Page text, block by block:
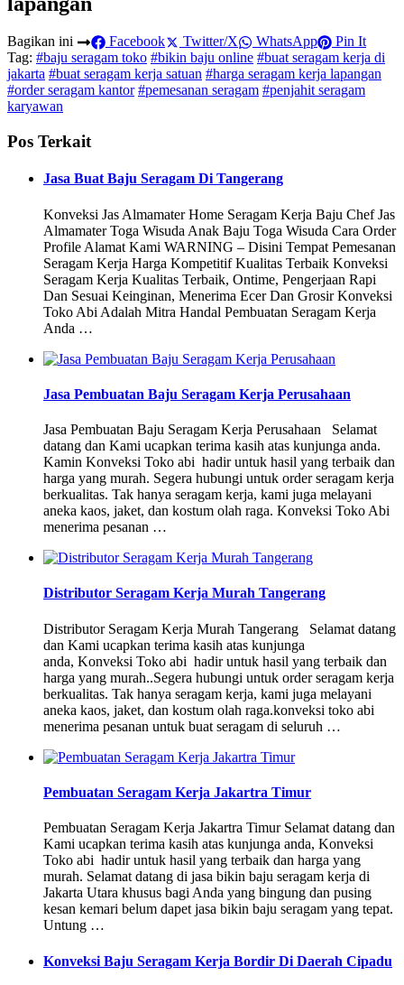
Bagikan ini Facebook Twitter/X WhatsApp
Pin It
Tag: #baju seragam toko #bikin baju online #buat seragam kerja di
jakarta #buat seragam kerja satuan #harga seragam kerja lapangan
#order seragam kantor #pemesanan seragam #penjahit seragam
karyawan
Pos Terkait
Jasa Buat Baju Seragam Di Tangerang
Konveksi Jas Almamater Home Seragam Kerja Baju Chef Jas
Almamater Toga Wisuda Anak Baju Toga Wisuda Cara Order
Profile Alamat Kami WARNING – Disini Tempat Pemesanan
Seragam Kerja Harga Kompetitif Kualitas Terbaik Konveksi
Seragam Kerja Kualitas Terbaik, Ontime, Pengerjaan Rapi
Dan Sesuai Keinginan, Menerima Ecer Dan Grosir Konveksi
Toko Abi Adalah Mitra Handal Pembuatan Seragam Kerja
Anda …
Jasa Pembuatan Baju Seragam Kerja Perusahaan
Jasa Pembuatan Baju Seragam Kerja Perusahaan Selamat
datang dan Kami ucapkan terima kasih atas kunjunga anda.
Kamin Konveksi Toko abi hadir untuk hasil yang terbaik dan
harga yang murah. Segera hubungi untuk order seragam kerja
berkualitas. Tak hanya seragam kerja, kami juga melayani
aneka kaos, jaket, dan kostum olah raga. Konveksi Toko Abi
menerima pesanan …
Distributor Seragam Kerja Murah Tangerang
Distributor Seragam Kerja Murah Tangerang Selamat datang
dan Kami ucapkan terima kasih atas kunjunga
anda, Konveksi Toko abi hadir untuk hasil yang terbaik dan
harga yang murah..Segera hubungi untuk order seragam kerja
berkualitas. Tak hanya seragam kerja, kami juga melayani
aneka kaos, jaket, dan kostum olah raga.konveksi toko abi
menerima pesanan untuk buat seragam di seluruh …
Pembuatan Seragam Kerja Jakartra Timur
Pembuatan Seragam Kerja Jakartra Timur Selamat datang dan
Kami ucapkan terima kasih atas kunjunga anda, Konveksi
Toko abi hadir untuk hasil yang terbaik dan harga yang
murah. Selamat datang di jasa bikin baju seragam kerja di
Jakarta Utara khusus bagi Anda yang bingung dan pusing
kesan kemari belum dapet jasa bikin baju seragam yang tepat.
Untung …
Konveksi Baju Seragam Kerja Bordir Di Daerah Cipadu